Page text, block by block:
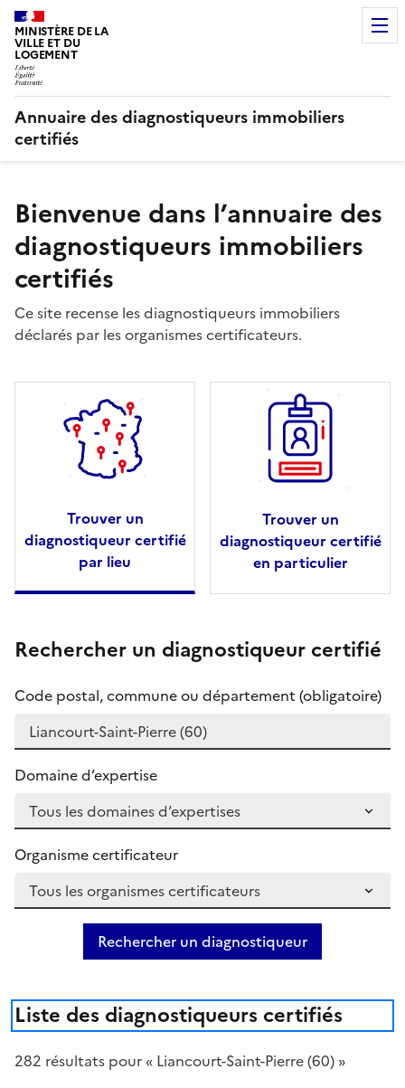
MINISTÈRE DE LA
VILLE ET DU
LOGEMENT
Annuaire des diagnostiqueurs immobiliers
certifiés
Bienvenue dans l’annuaire des
diagnostiqueurs immobiliers
certifiés
Ce site recense les diagnostiqueurs immobiliers
déclarés par les organismes certificateurs.
Trouver un
diagnostiqueur certifié
par lieu
Trouver un
diagnostiqueur certifié
en particulier
Rechercher un diagnostiqueur certifié
Code postal, commune ou département (obligatoire)
Domaine d’expertise
Organisme certificateur
Rechercher un diagnostiqueur
Liste des diagnostiqueurs certifiés
282 résultats pour « Liancourt-Saint-Pierre (60) »